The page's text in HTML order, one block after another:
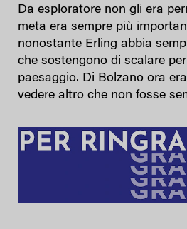
Da esploratore non gli era
meta era sempre più
nonostante Erling abbia
che sostengono di scalare
paesaggio. Di Bolzano ora
vedere altro che non fosse